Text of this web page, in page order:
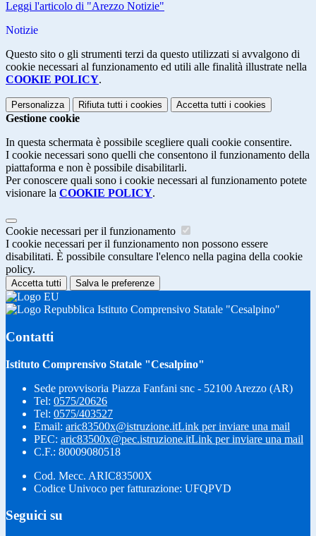
Leggi l'articolo di "Arezzo Notizie"
Notizie
Questo sito o gli strumenti terzi da questo utilizzati si avvalgono di
cookie necessari al funzionamento ed utili alle finalità illustrate nella
COOKIE POLICY.
Personalizza Rifiuta tutti i cookies Accetta tutti i cookies
Gestione cookie
In questa schermata è possibile scegliere quali cookie consentire.
I cookie necessari sono quelli che consentono il funzionamento della
piattaforma e non è possibile disabilitarli.
Per conoscere quali sono i cookie necessari al funzionamento potete
visionare la COOKIE POLICY.
Cookie necessari per il funzionamento
I cookie necessari per il funzionamento non possono essere
disabilitati. È possibile consultare l'elenco nella pagina della cookie
policy.
Accetta tutti Salva le preferenze
Istituto Comprensivo Statale "Cesalpino"
Contatti
Istituto Comprensivo Statale "Cesalpino"
Sede provvisoria Piazza Fanfani snc - 52100 Arezzo (AR)
Tel: 0575/20626
Tel: 0575/403527
Email: aric83500x@istruzione.itLink per inviare una mail
PEC: aric83500x@pec.istruzione.itLink per inviare una mail
C.F.: 80009080518
Cod. Mecc. ARIC83500X
Codice Univoco per fatturazione: UFQPVD
Seguici su